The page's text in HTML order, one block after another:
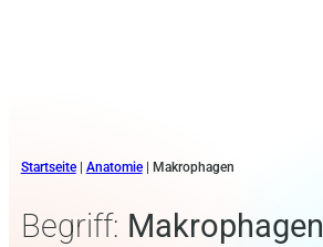
Startseite| Anatomie| Makrophagen
Begriff: Makrophagen